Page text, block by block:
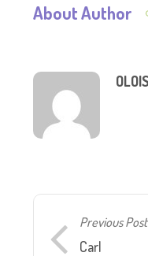
About Author
Previous Post
Carl